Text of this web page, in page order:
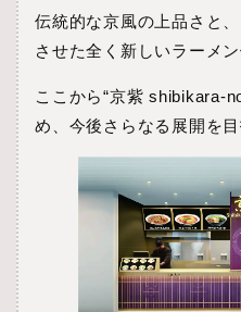
伝統的な京風の上品さと
させた全く新しいラーメ
ここから“京紫
め、今後さらなる展開を目